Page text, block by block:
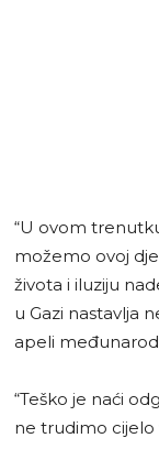
“U ovom
možemo ovoj
života i iluziju
u Gazi nastavlja
apeli
“Teško je naći
ne trudimo cijelo